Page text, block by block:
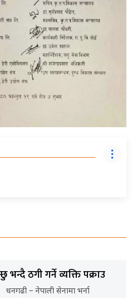
भन्दै ठगी गर्ने व्यक्ति पक्राउ
धनगढी – नेपाली सेनामा भर्ना